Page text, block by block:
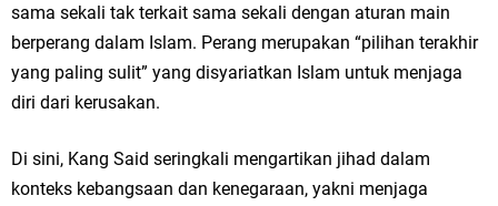
sama sekali tak terkait sama sekali dengan aturan main
berperang dalam Islam. Perang merupakan “pilihan terakhir
yang paling sulit” yang disyariatkan Islam untuk menjaga
diri dari kerusakan.
Di sini, Kang Said seringkali mengartikan jihad dalam
konteks kebangsaan dan kenegaraan, yakni menjaga